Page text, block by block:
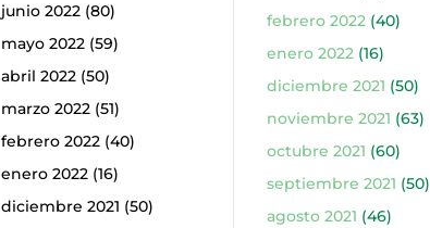
junio 2022 (80)
mayo 2022 (59)
abril 2022 (50)
marzo 2022 (51)
febrero 2022 (40)
enero 2022 (16)
diciembre 2021 (50)
febrero 2022(40)
enero 2022(16)
diciembre 2021 (50)
noviembre 2021 (63)
octubre 2021 (60)
septiembre 2021 (50)
agosto 2021 (46)